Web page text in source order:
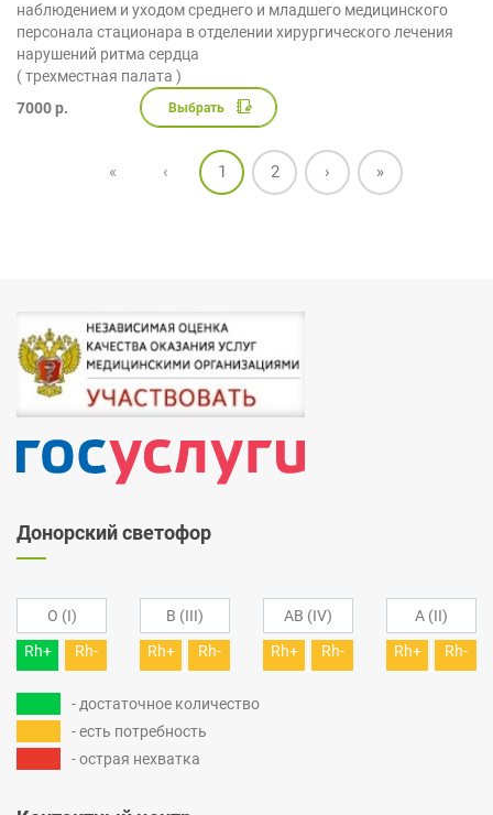
наблюдением и уходом среднего и младшего медицинского
персонала стационара в отделении хирургического лечения
нарушений ритма сердца
( трехместная палата )
7000 р.
Выбрать
« ‹ 1 2 › »
Донорский светофор
O (I)
Rh+
Rh-
B (III)
Rh+
Rh-
AB (IV)
Rh+
Rh-
A (II)
Rh+
Rh-
- достаточное количество
- есть потребность
- острая нехватка